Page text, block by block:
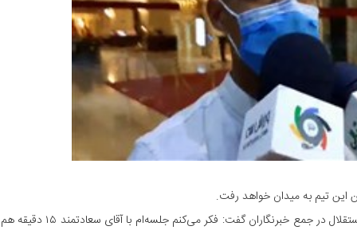
مهدی قایدی پس از نشست با مدیرعامل باشگاه استقلال در جمع خبرنگاران گفت: فکر می‌کنم جلسه‌ام با آقای سعادتمند ۱۵ دقیقه هم